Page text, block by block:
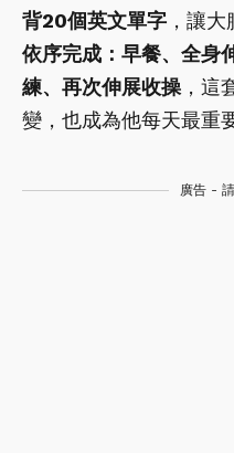
背20個英文單字 ，讓
依序完成：早餐、全身
練、再次伸展收操 ，這
變，也成為他每天最重
廣告 -